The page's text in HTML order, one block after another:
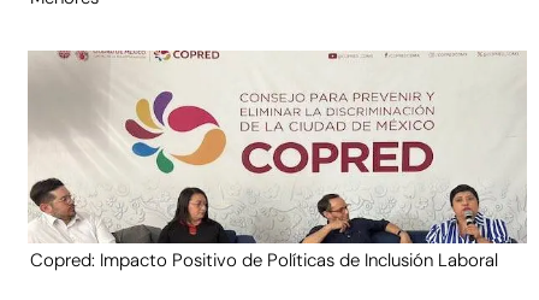
Copred: Impacto Positivo de Políticas de Inclusión Laboral